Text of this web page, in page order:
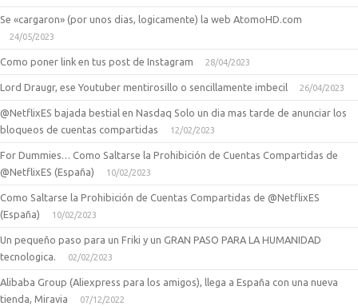
Se «cargaron» (por unos dias, logicamente) la web AtomoHD.com
24/05/2023
Como poner link en tus post de Instagram 28/04/2023
Lord Draugr, ese Youtuber mentirosillo o sencillamente imbecil 26/04/2023
@NetflixES bajada bestial en Nasdaq Solo un dia mas tarde de anunciar los
bloqueos de cuentas compartidas
12/02/2023
For Dummies… Como Saltarse la Prohibición de Cuentas Compartidas de
@NetflixES (España)
10/02/2023
Como Saltarse la Prohibición de Cuentas Compartidas de @NetflixES
(España)
10/02/2023
Un pequeño paso para un Friki y un GRAN PASO PARA LA HUMANIDAD
tecnologica.
02/02/2023
Alibaba Group (Aliexpress para los amigos), llega a España con una nueva
tienda, Miravia
07/12/2022